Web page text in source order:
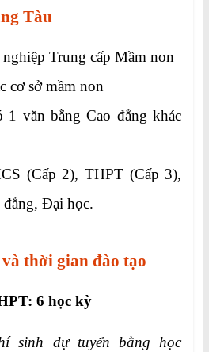
Tàu
Trung cấp Mầm non
cơ sở mầm non
1 văn bằng Cao đẳng khác
(Cấp 2), THPT (Cấp 3),
đẳng, Đại học.
thời gian đào tạo
6 học kỳ
sinh dự tuyển bằng học